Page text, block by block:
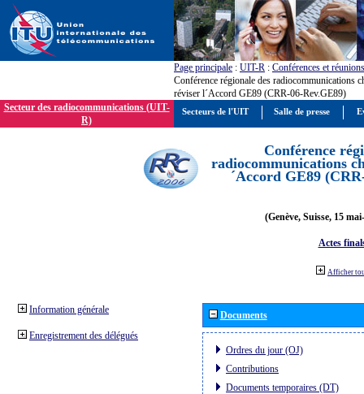
Page principale : UIT-R : Conférences et réunions
Conférence régionale des radiocommunications
réviser l´Accord GE89 (CRR-06-Rev.GE89)
Secteur des radiocommunications (UIT-
R)
Conférence
radiocommunications
´Accord GE89
(Genève, Suisse, 15
Actes
Afficher
Information générale
Enregistrement des délégués
Documents
Ordres du jour (OJ)
Contributions
Documents temporaires (DT)
Secteurs de l'UIT Salle de presse